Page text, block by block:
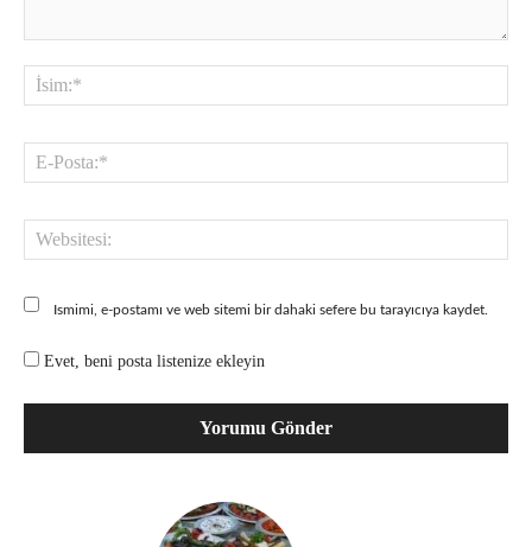
Ismimi, e-postamı ve web sitemi bir dahaki sefere bu tarayıcıya kaydet.
Evet, beni posta listenize ekleyin